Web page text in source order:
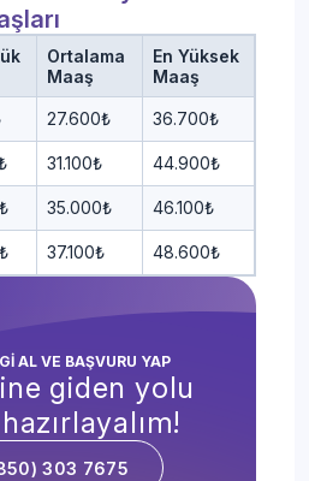
Ortalama
Maaş
En Yüksek
Maaş
27.600₺ 36.700₺
31.100₺ 44.900₺
35.000₺ 46.100₺
37.100₺ 48.600₺
AL VE BAŞVURU YAP
giden yolu
303 7675